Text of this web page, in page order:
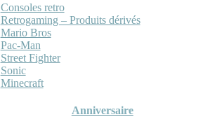
Consoles retro
Retrogaming – Produits dérivés
Mario Bros
Pac-Man
Street Fighter
Sonic
Minecraft
Anniversaire